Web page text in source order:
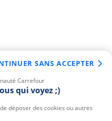
Carrefour
qui voyez ;)
déposer des cookies ou autres
SANS ACCEPTER